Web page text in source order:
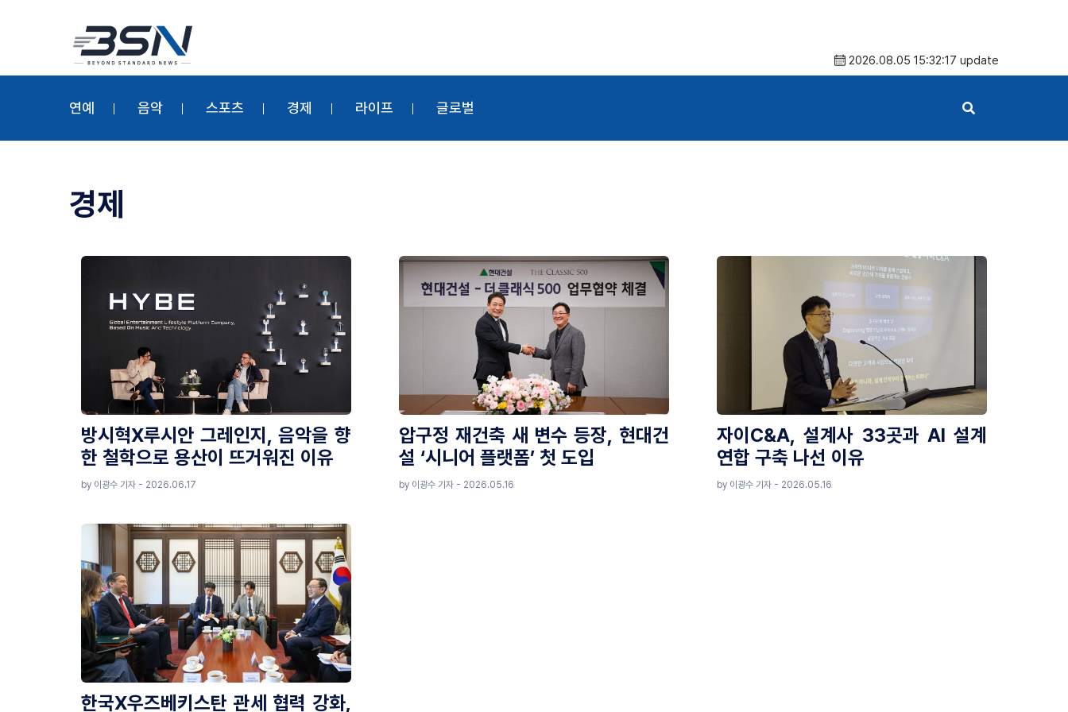
2026.08.05 15:32:17 update
연예 음악 스포츠 경제 라이프 글로벌
경제
방시혁X루시안 그레인지, 음악을 향
한 철학으로 용산이 뜨거워진 이유
by 이광수 기자 - 2026.06.17
압구정 재건축 새 변수 등장, 현대건
설 ‘시니어 플랫폼’ 첫 도입
by 이광수 기자 - 2026.05.16
자이C&A, 설계사 33곳과 AI 설계
연합 구축 나선 이유
by 이광수 기자 - 2026.05.16
한국X우즈베키스탄 관세 협력 강화,